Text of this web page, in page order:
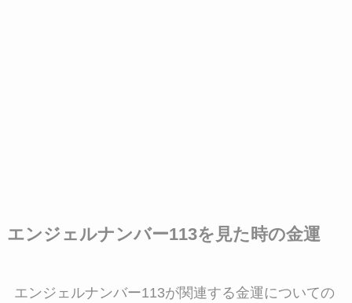
エンジェルナンバー113を見た時の金運
エンジェルナンバー113が関連する金運についての